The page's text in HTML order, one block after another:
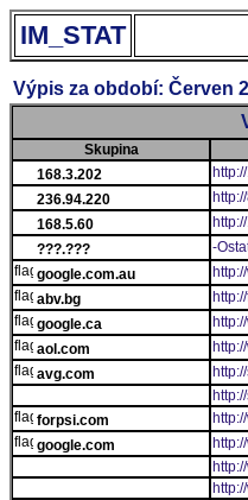
IM_STAT
Výpis za období: Červen
Skupina
168.3.202
236.94.220
168.5.60
???.???
-
google.com.au
abv.bg
google.ca
aol.com
avg.com
forpsi.com
google.com